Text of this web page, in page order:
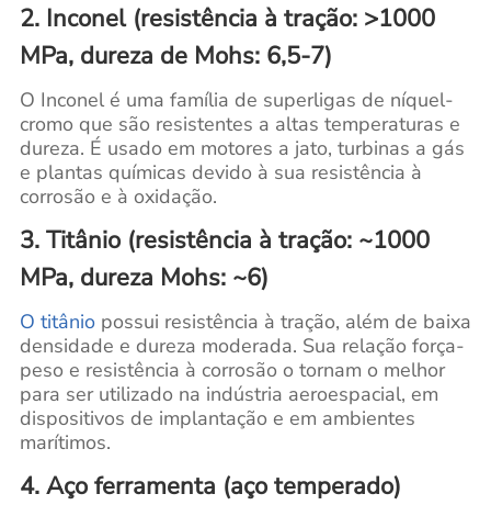
2. Inconel (resistência à tração: >1000
MPa, dureza de Mohs: 6,5-7)
O Inconel é uma família de superligas de níquel-
cromo que são resistentes a altas temperaturas e
dureza. É usado em motores a jato, turbinas a gás
e plantas químicas devido à sua resistência à
corrosão e à oxidação.
3. Titânio (resistência à tração: ~1000
MPa, dureza Mohs: ~6)
O titâniopossui resistência à tração, além de baixa
densidade e dureza moderada. Sua relação força-
peso e resistência à corrosão o tornam o melhor
para ser utilizado na indústria aeroespacial, em
dispositivos de implantação e em ambientes
marítimos.
4. Aço ferramenta (aço temperado)